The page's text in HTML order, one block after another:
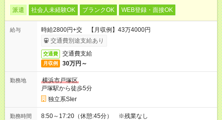
派遣 社会人未経験OK ブランクOK WEB登録・面接OK
給与
時給2800円+交 【月収例】43万4000円
交通費別途支給あり
交通費 交通費支給
月収例 30万円～
勤務地
横浜市戸塚区
戸塚駅から徒歩5分
独立系SIer
勤務時間 8:50～17:20（休憩:45分） ※残業なし